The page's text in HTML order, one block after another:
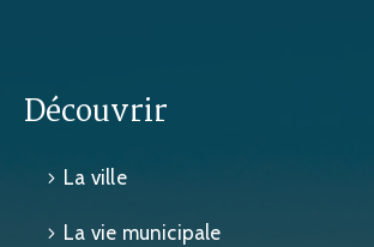
Découvrir
La ville
La vie municipale